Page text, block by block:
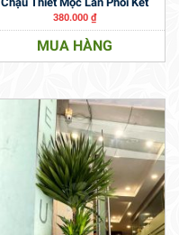
380.000₫
MUA HÀNG